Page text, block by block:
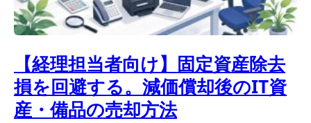
【経理担当者向け】固定資産除去
損を回避する。減価償却後のIT資
産・備品の売却方法